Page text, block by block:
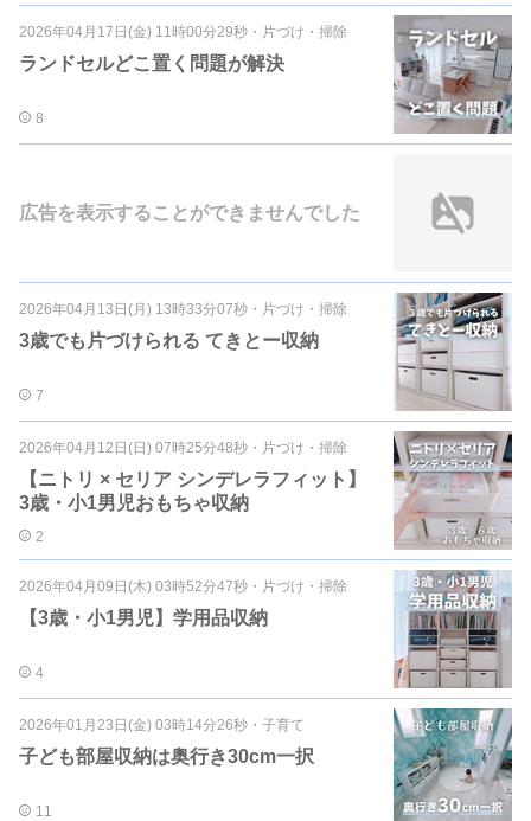
2026年04月17日(金) 11時00分29秒 ・ 片づけ・掃除
ランドセルどこ置く問題が解決
8
広告を表示することができませんでした
2026年04月13日(月) 13時33分07秒 ・ 片づけ・掃除
3歳でも片づけられる てきとー収納
7
2026年04月12日(日) 07時25分48秒 ・ 片づけ・掃除
【ニトリ × セリア シンデレラフィット】
3歳・小1男児おもちゃ収納
2
2026年04月09日(木) 03時52分47秒 ・ 片づけ・掃除
【3歳・小1男児】学用品収納
4
2026年01月23日(金) 03時14分26秒 ・ 子育て
子ども部屋収納は奥行き30cm一択
11